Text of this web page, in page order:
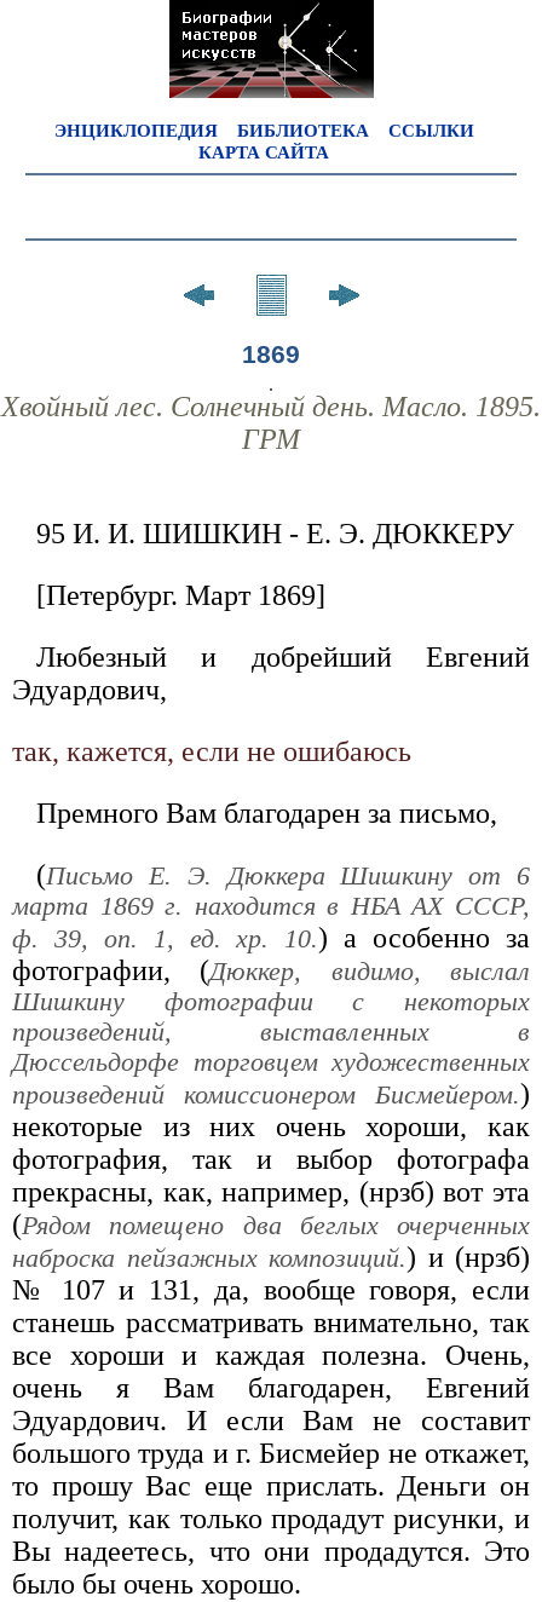
ЭНЦИКЛОПЕДИЯ БИБЛИОТЕКА
ССЫЛКИ
КАРТА САЙТА
1869
Хвойный лес. Солнечный день. Масло. 1895.
ГРМ
95 И. И. ШИШКИН - Е. Э. ДЮККЕРУ
[Петербург. Март 1869]
Любезный и добрейший Евгений
Эдуардович,
так, кажется, если не ошибаюсь
Премного Вам благодарен за письмо,
(Письмо Е. Э. Дюккера Шишкину от 6
марта 1869 г. находится в НБА АХ СССР,
ф. 39, оп. 1, ед. хр. 10.) а особенно за
фотографии, (Дюккер, видимо, выслал
Шишкину фотографии с некоторых
произведений, выставленных в
Дюссельдорфе торговцем художественных
произведений комиссионером Бисмейером.)
некоторые из них очень хороши, как
фотография, так и выбор фотографа
прекрасны, как, например, (нрзб) вот эта
(Рядом помещено два беглых очерченных
наброска пейзажных композиций.) и (нрзб)
№ 107 и 131, да, вообще говоря, если
станешь рассматривать внимательно, так
все хороши и каждая полезна. Очень,
очень я Вам благодарен, Евгений
Эдуардович. И если Вам не составит
большого труда и г. Бисмейер не откажет,
то прошу Вас еще прислать. Деньги он
получит, как только продадут рисунки, и
Вы надеетесь, что они продадутся. Это
было бы очень хорошо.